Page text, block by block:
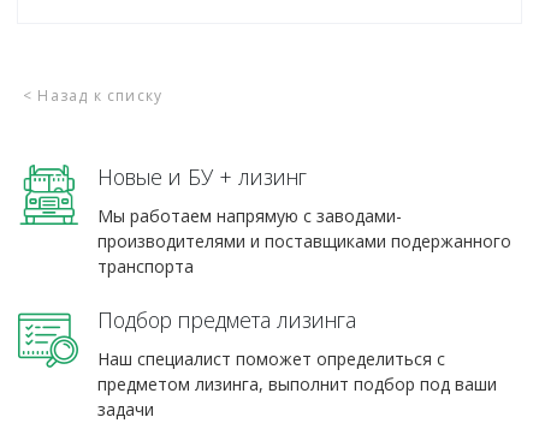
< Назад к списку
Новые и БУ + лизинг
Мы работаем напрямую с заводами-
производителями и поставщиками подержанного
транспорта
Подбор предмета лизинга
Наш специалист поможет определиться с
предметом лизинга, выполнит подбор под ваши
задачи